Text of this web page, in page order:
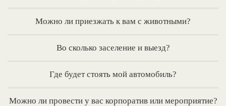
Можно ли приезжать к вам с животными?
Во сколько заселение и выезд?
Где будет стоять мой автомобиль?
Можно ли провести у вас корпоратив или мероприятие?